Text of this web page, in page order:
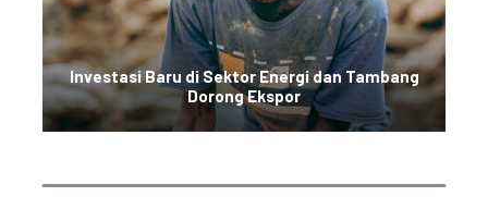
Investasi Baru di Sektor Energi dan Tambang
Dorong Ekspor